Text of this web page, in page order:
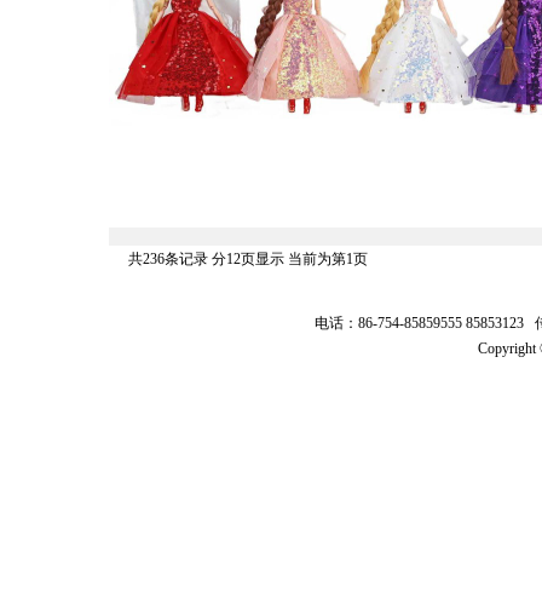
共236条记录 分12页显示 当前为第1页
电话：86-754-85859555 85853123
Copyright